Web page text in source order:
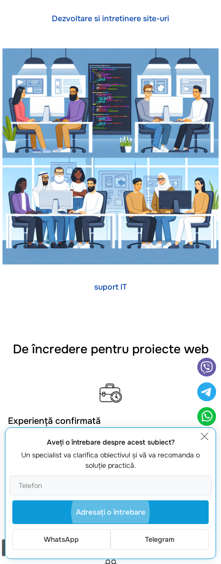
Dezvoltare si intretinere site-uri
suport IT
De încredere pentru proiecte web
Experiență confirmată
Lucrăm din 2008 și livrăm proiecte stabile, cu proces clar și
suport după lansare.
Peste 150 de proiecte finalizate: de la site-uri simple la
soluții complexe pentru companii
Aveţi o întrebare despre acest subiect?
Un specialist va clarifica obiectivul şi vă va recomanda o
soluţie practică.
Adresaţi o întrebare
WhatsApp Telegram
Comanda un apel